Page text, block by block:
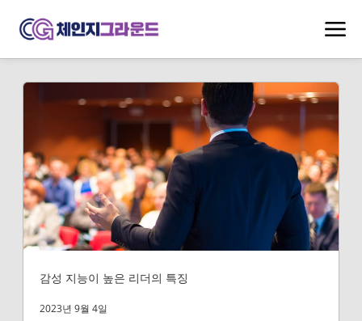
감성 지능이 높은 리더의 특징
2023년 9월 4일